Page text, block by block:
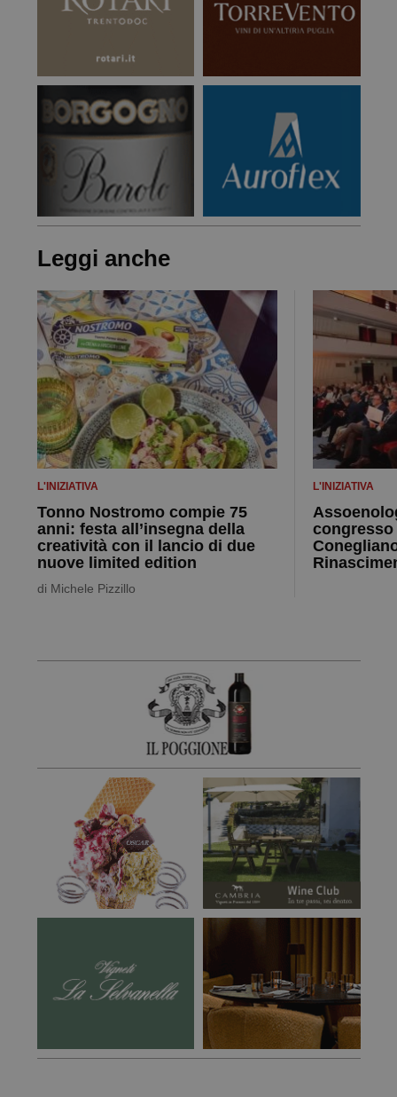
Leggi anche
L'INIZIATIVA
Tonno Nostromo compie 75
anni: festa all’insegna della
creatività con il lancio di due
nuove limited edition
di Michele Pizzillo
L'INIZIATIVA
congresso